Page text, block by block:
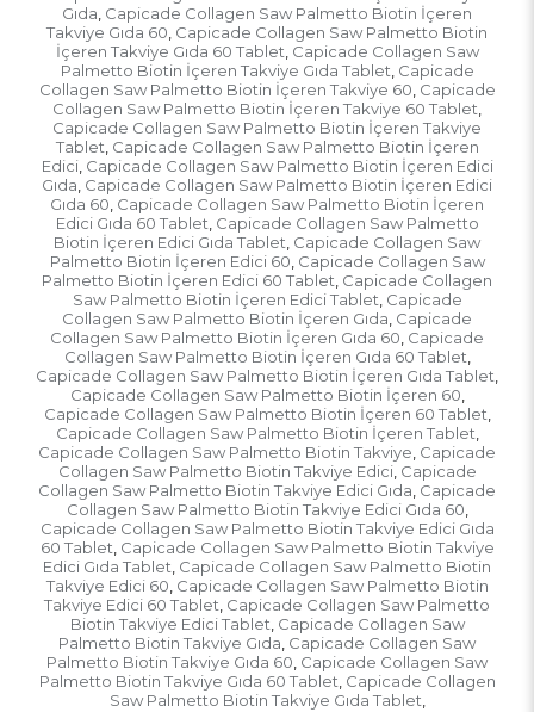
Gıda, Capicade Collagen Saw Palmetto Biotin İçeren
Takviye Gıda 60, Capicade Collagen Saw Palmetto Biotin
İçeren Takviye Gıda 60 Tablet, Capicade Collagen Saw
Palmetto Biotin İçeren Takviye Gıda Tablet, Capicade
Collagen Saw Palmetto Biotin İçeren Takviye 60, Capicade
Collagen Saw Palmetto Biotin İçeren Takviye 60 Tablet,
Capicade Collagen Saw Palmetto Biotin İçeren Takviye
Tablet, Capicade Collagen Saw Palmetto Biotin İçeren
Edici, Capicade Collagen Saw Palmetto Biotin İçeren Edici
Gıda, Capicade Collagen Saw Palmetto Biotin İçeren Edici
Gıda 60, Capicade Collagen Saw Palmetto Biotin İçeren
Edici Gıda 60 Tablet, Capicade Collagen Saw Palmetto
Biotin İçeren Edici Gıda Tablet, Capicade Collagen Saw
Palmetto Biotin İçeren Edici 60, Capicade Collagen Saw
Palmetto Biotin İçeren Edici 60 Tablet, Capicade Collagen
Saw Palmetto Biotin İçeren Edici Tablet, Capicade
Collagen Saw Palmetto Biotin İçeren Gıda, Capicade
Collagen Saw Palmetto Biotin İçeren Gıda 60, Capicade
Collagen Saw Palmetto Biotin İçeren Gıda 60 Tablet,
Capicade Collagen Saw Palmetto Biotin İçeren Gıda Tablet,
Capicade Collagen Saw Palmetto Biotin İçeren 60,
Capicade Collagen Saw Palmetto Biotin İçeren 60 Tablet,
Capicade Collagen Saw Palmetto Biotin İçeren Tablet,
Capicade Collagen Saw Palmetto Biotin Takviye, Capicade
Collagen Saw Palmetto Biotin Takviye Edici, Capicade
Collagen Saw Palmetto Biotin Takviye Edici Gıda, Capicade
Collagen Saw Palmetto Biotin Takviye Edici Gıda 60,
Capicade Collagen Saw Palmetto Biotin Takviye Edici Gıda
60 Tablet, Capicade Collagen Saw Palmetto Biotin Takviye
Edici Gıda Tablet, Capicade Collagen Saw Palmetto Biotin
Takviye Edici 60, Capicade Collagen Saw Palmetto Biotin
Takviye Edici 60 Tablet, Capicade Collagen Saw Palmetto
Biotin Takviye Edici Tablet, Capicade Collagen Saw
Palmetto Biotin Takviye Gıda, Capicade Collagen Saw
Palmetto Biotin Takviye Gıda 60, Capicade Collagen Saw
Palmetto Biotin Takviye Gıda 60 Tablet, Capicade Collagen
Saw Palmetto Biotin Takviye Gıda Tablet,